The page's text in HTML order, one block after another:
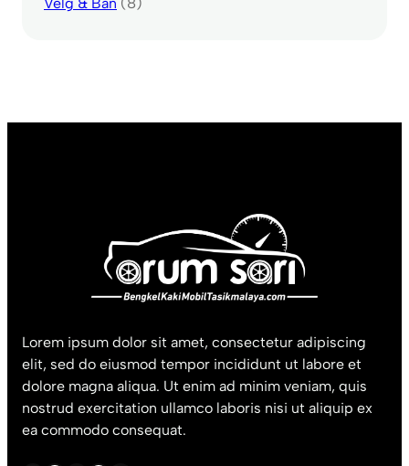
Lorem ipsum dolor sit amet, consectetur adipiscing
elit, sed do eiusmod tempor incididunt ut labore et
dolore magna aliqua. Ut enim ad minim veniam, quis
nostrud exercitation ullamco laboris nisi ut aliquip ex
ea commodo consequat.